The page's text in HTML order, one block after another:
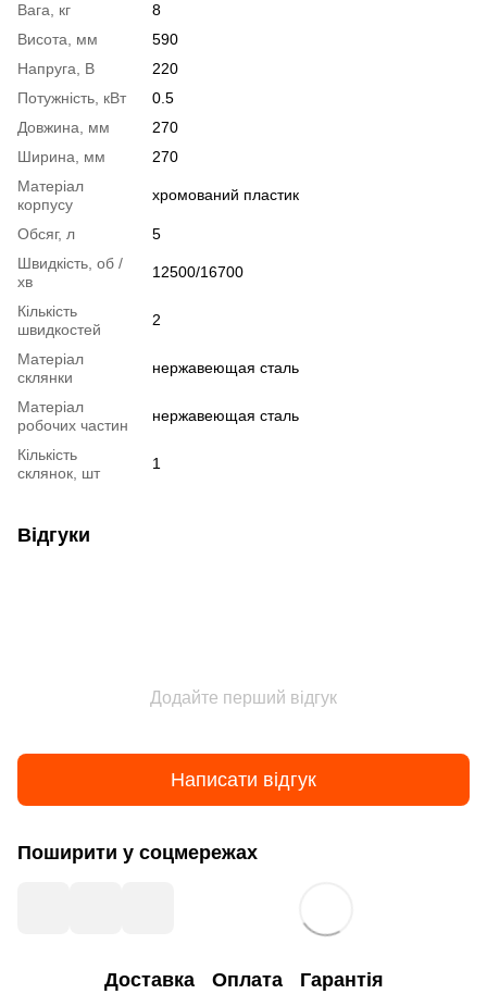
Вага, кг
8
Висота, мм
590
Напруга, В
220
Потужність, кВт
0.5
Довжина, мм
270
Ширина, мм
270
Матеріал
корпусу
хромований пластик
Обсяг, л
5
Швидкість, об /
хв
12500/16700
Кількість
швидкостей
2
Матеріал
склянки
нержавеющая сталь
Матеріал
робочих частин
нержавеющая сталь
Кількість
склянок, шт
1
Відгуки
Додайте перший відгук
Написати відгук
Поширити у соцмережах
Доставка Оплата Гарантія